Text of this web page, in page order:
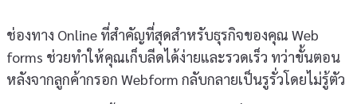
ช่องทาง Online ที่สำคัญที่สุดสำหรับธุรกิจของคุณ Web
forms ช่วยทำให้คุณเก็บลีดได้ง่ายและรวดเร็ว ทว่าขั้นตอน
หลังจากลูกค้ากรอก Webform กลับกลายเป็นรูรั่วโดยไม่รู้ตัว